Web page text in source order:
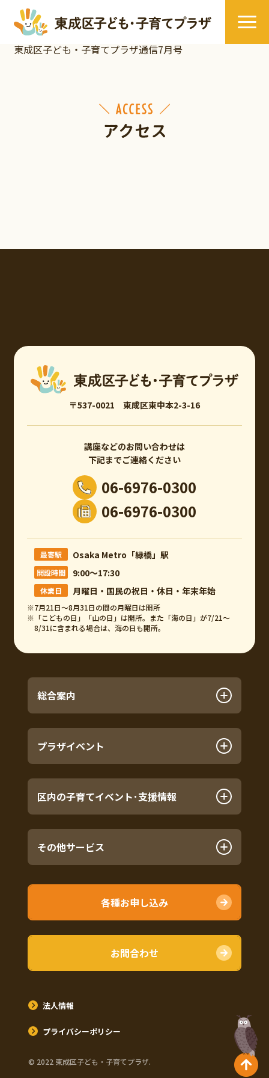
東成区子ども・子育てプラザ通信7月号
〒537-0021 東成区東中本2-3-16
講座などのお問い合わせは
下記までご連絡ください
06-6976-0300
06-6976-0300
最寄駅 Osaka Metro「緑橋」駅
開設時間 9:00～17:30
休業日 月曜日・国民の祝日・休日・年末年始
※7月21日～8月31日の間の月曜日は開所
※「こどもの日」「山の日」は開所。また「海の日」が7/21～
8/31に含まれる場合は、海の日も開所。
総合案内
プラザイベント
区内の子育てイベント･支援情報
その他サービス
各種お申し込み
お問合わせ
法人情報
プライバシーポリシー
©︎ 2022 東成区子ども・子育てプラザ.